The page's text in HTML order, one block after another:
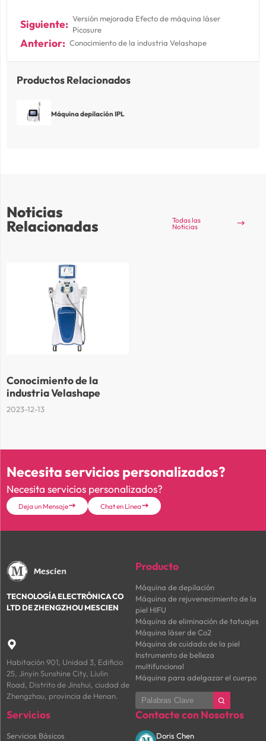
Versión mejorada Efecto de máquina láser
Picosure
Conocimiento de la industria Velashape
Productos Relacionados
Máquina depilación IPL
Noticias
Relacionadas Todas las
Noticias 
Conocimiento de la
industria Velashape
2023-12-13
Necesita servicios personalizados?
Necesita servicios personalizados?
Deja un Mensaje Chat en Línea
TECNOLOGÍA ELECTRÓNICA CO
LTD DE ZHENGZHOU MESCIEN

Habitación 901, Unidad 3, Edificio
25, Jinyin Sunshine City, Liulin
Road, Distrito de Jinshui, ciudad de
Zhengzhou, provincia de Henan.
Producto
Máquina de depilación
Máquina de rejuvenecimiento de la
piel HIFU
Máquina de eliminación de tatuajes
Máquina láser de Co2
Máquina de cuidado de la piel
Instrumento de belleza
multifuncional
Máquina para adelgazar el cuerpo
Servicios
Servicios Básicos
Contacte con Nosotros
Doris Chen